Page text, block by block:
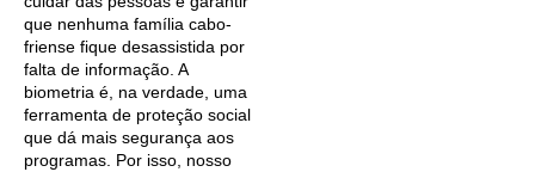
que nenhuma família cabo-
friense fique desassistida por
falta de informação. A
biometria é, na verdade, uma
ferramenta de proteção social
que dá mais segurança aos
programas. Por isso, nosso